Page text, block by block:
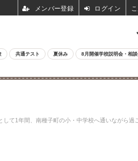
共通テスト 夏休み 8月開催学校説明会・相
1年間、南種子町の小・中学校へ通いながら過
ログイン